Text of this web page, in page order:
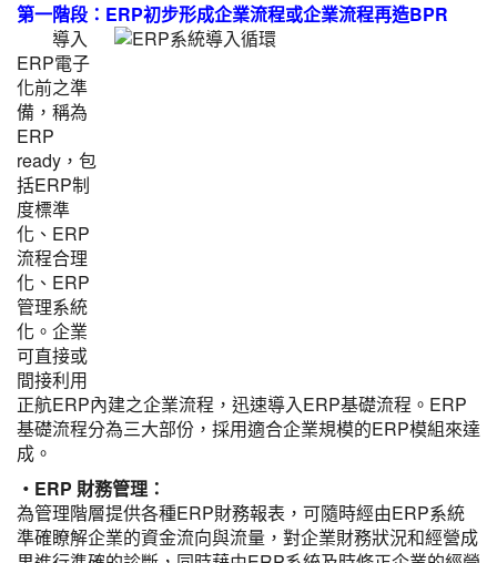
第一階段：ERP初步形成企業流程或企業流程再造BPR
導入
ERP電子
化前之準
備，稱為
ERP
ready，包
括ERP制
度標準
化、ERP
流程合理
化、ERP
管理系統
化。企業
可直接或
間接利用
正航ERP內建之企業流程，迅速導入ERP基礎流程。ERP
基礎流程分為三大部份，採用適合企業規模的ERP模組來達
成。
‧ERP 財務管理：
為管理階層提供各種ERP財務報表，可隨時經由ERP系統
準確瞭解企業的資金流向與流量，對企業財務狀況和經營成